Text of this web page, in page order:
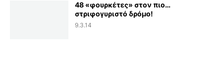
48 «φουρκέτες» στον πιο…
στριφογυριστό δρόμο!
9.3.14